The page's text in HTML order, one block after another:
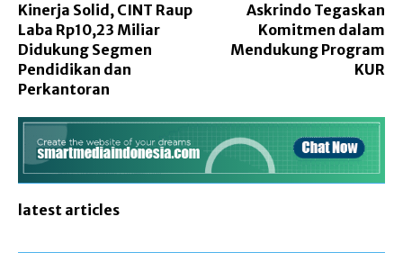
Kinerja Solid, CINT Raup
Laba Rp10,23 Miliar
Didukung Segmen
Pendidikan dan
Perkantoran
Askrindo Tegaskan
Komitmen dalam
Mendukung Program
KUR
latest articles